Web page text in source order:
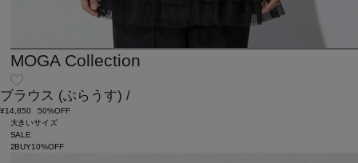
MOGA Collection
ブラウス (ぶらうす) /
¥14,850
50%OFF
大きいサイズ
SALE
2BUY10%OFF